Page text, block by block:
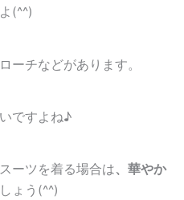
(^^)
ーチなどがあります。
ですよね♪
ーツを着る場合は、華やか
ょう(^^)